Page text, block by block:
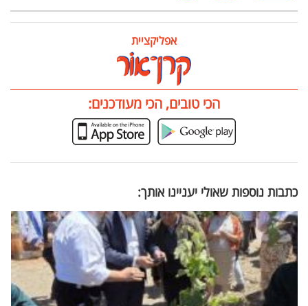
אפליקציית
הכי טובים, הכי מעודכנים:
כתבות נוספות שאולי יעניינו אותך: